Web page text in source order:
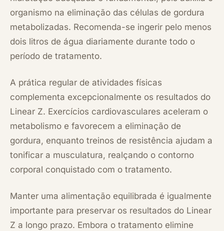
organismo na eliminação das células de gordura
metabolizadas. Recomenda-se ingerir pelo menos
dois litros de água diariamente durante todo o
período de tratamento.
A prática regular de atividades físicas
complementa excepcionalmente os resultados do
Linear Z. Exercícios cardiovasculares aceleram o
metabolismo e favorecem a eliminação de
gordura, enquanto treinos de resistência ajudam a
tonificar a musculatura, realçando o contorno
corporal conquistado com o tratamento.
Manter uma alimentação equilibrada é igualmente
importante para preservar os resultados do Linear
Z a longo prazo. Embora o tratamento elimine